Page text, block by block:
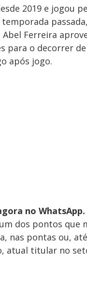
2019 e jogou
Abel Ferreira
para o decorrer
após jogo.
no
dos pontos que
nas pontas ou,
atual titular no